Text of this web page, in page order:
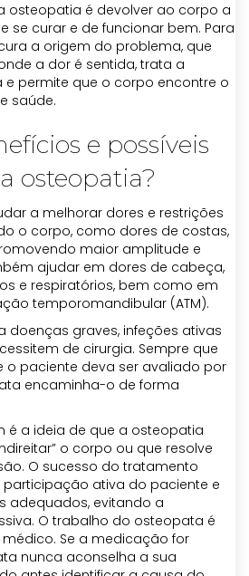
osteopatia é devolver ao corpo a
se curar e de funcionar bem. Para
a origem do problema, que
a dor é sentida, trata a
e permite que o corpo encontre o
saúde.
e possíveis
osteopatia?
a melhorar dores e restrições
o corpo, como dores de costas,
maior amplitude e
ajudar em dores de cabeça,
e respiratórios, bem como em
temporomandibular (ATM).
doenças graves, infeções ativas
de cirurgia. Sempre que
o paciente deva ser avaliado por
encaminha-o de forma
é a ideia de que a osteopatia
o corpo ou que resolve
O sucesso do tratamento
ativa do paciente e
adequados, evitando a
O trabalho do osteopata é
Se a medicação for
nunca aconselha a sua